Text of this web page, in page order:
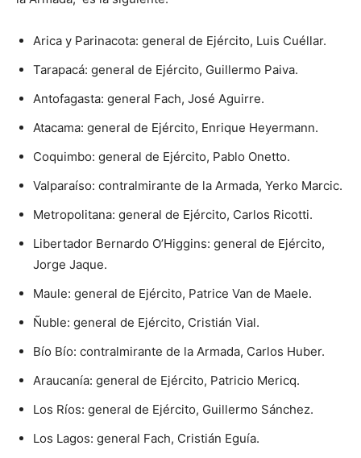
Arica y Parinacota: general de Ejército, Luis Cuéllar.
Tarapacá: general de Ejército, Guillermo Paiva.
Antofagasta: general Fach, José Aguirre.
Atacama: general de Ejército, Enrique Heyermann.
Coquimbo: general de Ejército, Pablo Onetto.
Valparaíso: contralmirante de la Armada, Yerko Marcic.
Metropolitana: general de Ejército, Carlos Ricotti.
Libertador Bernardo O’Higgins: general de Ejército,
Jorge Jaque.
Maule: general de Ejército, Patrice Van de Maele.
Ñuble: general de Ejército, Cristián Vial.
Bío Bío: contralmirante de la Armada, Carlos Huber.
Araucanía: general de Ejército, Patricio Mericq.
Los Ríos: general de Ejército, Guillermo Sánchez.
Los Lagos: general Fach, Cristián Eguía.